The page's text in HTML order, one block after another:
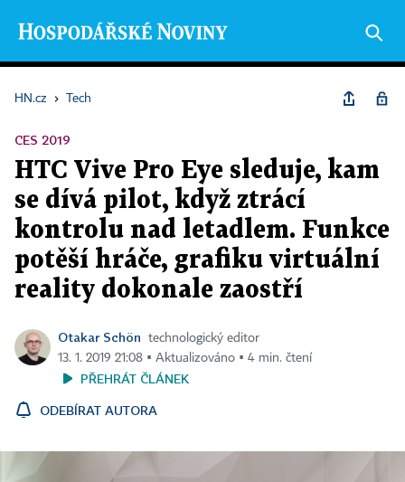
HN.cz › Tech
CES 2019
HTC Vive Pro Eye sleduje, kam
se dívá pilot, když ztrácí
kontrolu nad letadlem. Funkce
potěší hráče, grafiku virtuální
reality dokonale zaostří
Otakar Schön
technologický editor
13. 1. 2019 21:08 ▪ Aktualizováno ▪ 4 min. čtení
PŘEHRÁT ČLÁNEK
ODEBÍRAT AUTORA